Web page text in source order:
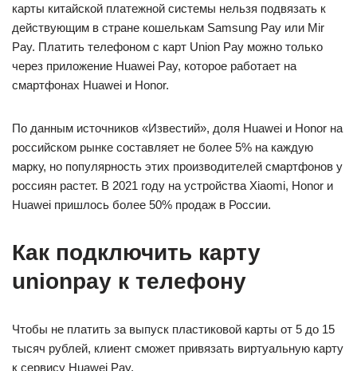
карты китайской платежной системы нельзя подвязать к
действующим в стране кошелькам Samsung Pay или Mir
Pay. Платить телефоном с карт Union Pay можно только
через приложение Huawei Pay, которое работает на
смартфонах Huawei и Honor.
По данным источников «Известий», доля Huawei и Honor на
российском рынке составляет не более 5% на каждую
марку, но популярность этих производителей смартфонов у
россиян растет. В 2021 году на устройства Xiaomi, Honor и
Huawei пришлось более 50% продаж в России.
Как подключить карту
unionpay к телефону
Чтобы не платить за выпуск пластиковой карты от 5 до 15
тысяч рублей, клиент сможет привязать виртуальную карту
к сервису Huawei Pay.